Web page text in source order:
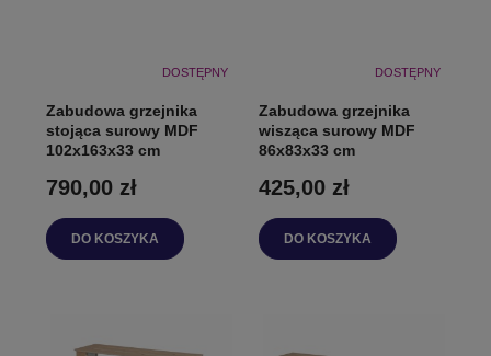
DOSTĘPNY
Zabudowa grzejnika
stojąca surowy MDF
102x163x33 cm
790,00 zł
DO KOSZYKA
DOSTĘPNY
Zabudowa grzejnika
wisząca surowy MDF
86x83x33 cm
425,00 zł
DO KOSZYKA